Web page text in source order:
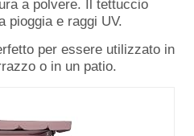
a polvere. Il tettuccio
pioggia e raggi UV.
per essere utilizzato in
o in un patio.